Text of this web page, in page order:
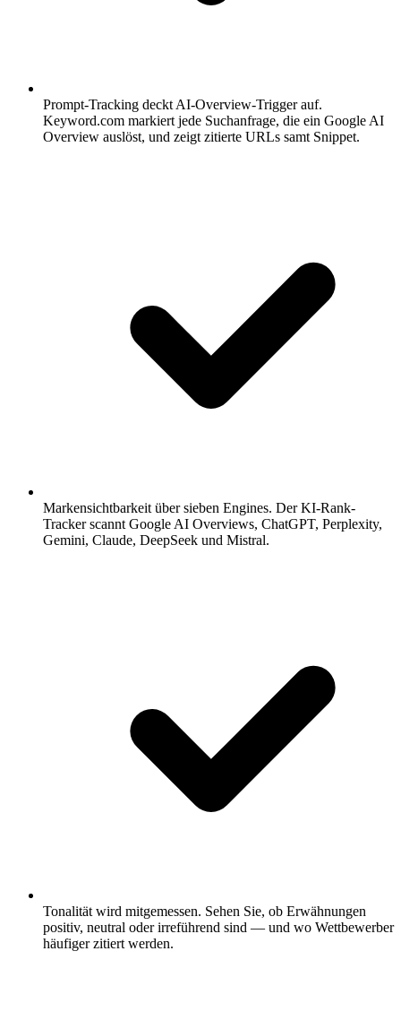
Prompt-Tracking deckt AI-Overview-Trigger auf.
Keyword.com markiert jede Suchanfrage, die ein Google AI
Overview auslöst, und zeigt zitierte URLs samt Snippet.
Markensichtbarkeit über sieben Engines. Der KI-Rank-
Tracker scannt Google AI Overviews, ChatGPT, Perplexity,
Gemini, Claude, DeepSeek und Mistral.
Tonalität wird mitgemessen. Sehen Sie, ob Erwähnungen
positiv, neutral oder irreführend sind — und wo Wettbewerber
häufiger zitiert werden.